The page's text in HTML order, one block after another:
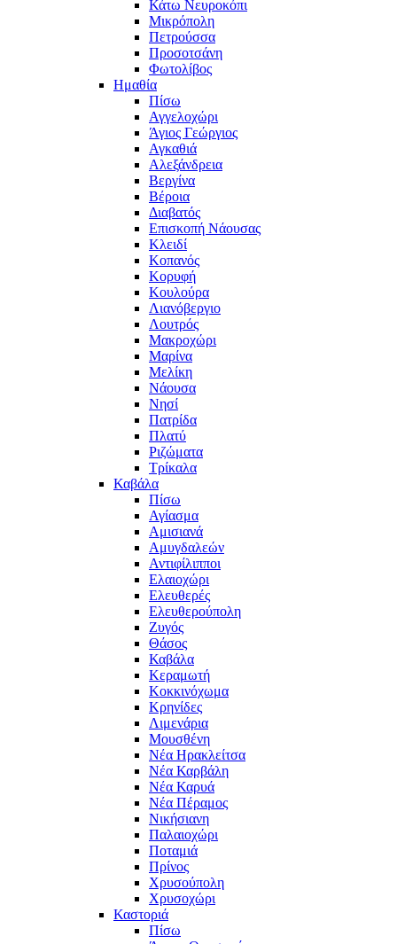
Κάτω Νευροκόπι
Μικρόπολη
Πετρούσσα
Προσοτσάνη
Φωτολίβος
Ημαθία
Πίσω
Αγγελοχώρι
Άγιος Γεώργιος
Αγκαθιά
Αλεξάνδρεια
Βεργίνα
Βέροια
Διαβατός
Επισκοπή Νάουσας
Κλειδί
Κοπανός
Κορυφή
Κουλούρα
Λιανόβεργιο
Λουτρός
Μακροχώρι
Μαρίνα
Μελίκη
Νάουσα
Νησί
Πατρίδα
Πλατύ
Ριζώματα
Τρίκαλα
Καβάλα
Πίσω
Αγίασμα
Αμισιανά
Αμυγδαλεών
Αντιφίλιπποι
Ελαιοχώρι
Ελευθερές
Ελευθερούπολη
Ζυγός
Θάσος
Καβάλα
Κεραμωτή
Κοκκινόχωμα
Κρηνίδες
Λιμενάρια
Μουσθένη
Νέα Ηρακλείτσα
Νέα Καρβάλη
Νέα Καρυά
Νέα Πέραμος
Νικήσιανη
Παλαιοχώρι
Ποταμιά
Πρίνος
Χρυσούπολη
Χρυσοχώρι
Καστοριά
Πίσω